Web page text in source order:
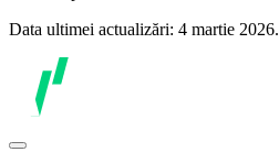
Data ultimei actualizări: 4 martie 2026.